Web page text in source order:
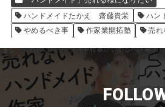
ハンドメイドたかえ 齋藤貴栄
ハン
やめるべき事
作家業開拓塾 売れ